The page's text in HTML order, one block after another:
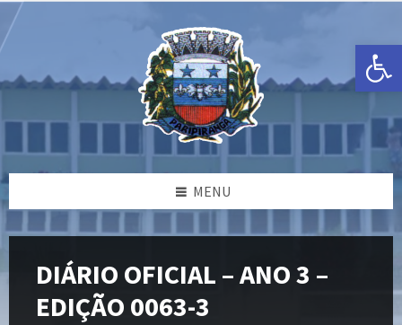
Open toolbar
Ir
para
o
conteúdo
Pular
para
a
barra
lateral
esquerda
Pular
para
o
rodapé
MENU
DIÁRIO OFICIAL – ANO 3 –
EDIÇÃO 0063-3